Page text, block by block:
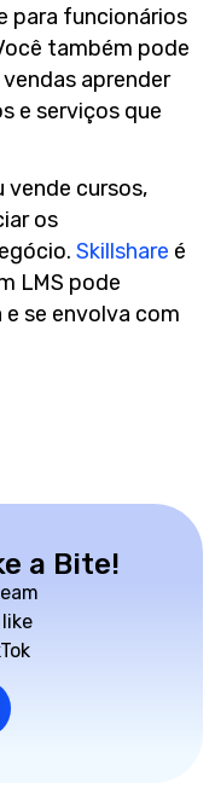
para funcionários
também pode
aprender
e serviços que
vende cursos,
os
Skillshare é
LMS pode
se envolva com
a Bite!